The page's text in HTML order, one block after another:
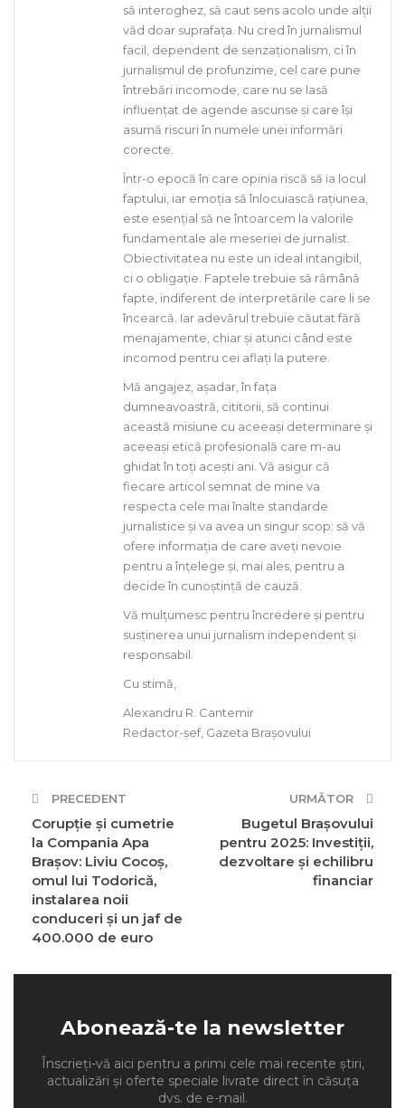
să interoghez, să caut sens acolo unde alții
văd doar suprafața. Nu cred în jurnalismul
facil, dependent de senzaționalism, ci în
jurnalismul de profunzime, cel care pune
întrebări incomode, care nu se lasă
influențat de agende ascunse și care își
asumă riscuri în numele unei informări
corecte.
Într-o epocă în care opinia riscă să ia locul
faptului, iar emoția să înlocuiască rațiunea,
este esențial să ne întoarcem la valorile
fundamentale ale meseriei de jurnalist.
Obiectivitatea nu este un ideal intangibil,
ci o obligație. Faptele trebuie să rămână
fapte, indiferent de interpretările care li se
încearcă. Iar adevărul trebuie căutat fără
menajamente, chiar și atunci când este
incomod pentru cei aflați la putere.
Mă angajez, așadar, în fața
dumneavoastră, cititorii, să continui
această misiune cu aceeași determinare și
aceeași etică profesională care m-au
ghidat în toți acești ani. Vă asigur că
fiecare articol semnat de mine va
respecta cele mai înalte standarde
jurnalistice și va avea un singur scop: să vă
ofere informația de care aveți nevoie
pentru a înțelege și, mai ales, pentru a
decide în cunoștință de cauză.
Vă mulțumesc pentru încredere și pentru
susținerea unui jurnalism independent și
responsabil.
Cu stimă,
Alexandru R. Cantemir
Redactor-șef, Gazeta Brașovului
PRECEDENT
Corupție și cumetrie
la Compania Apa
Brașov: Liviu Cocoș,
omul lui Todorică,
instalarea noii
conduceri și un jaf de
400.000 de euro
URMĂTOR
Bugetul Brașovului
pentru 2025: Investiții,
dezvoltare și echilibru
financiar
Abonează-te la newsletter
Înscrieți-vă aici pentru a primi cele mai recente știri,
actualizări și oferte speciale livrate direct în căsuța
dvs. de e-mail.